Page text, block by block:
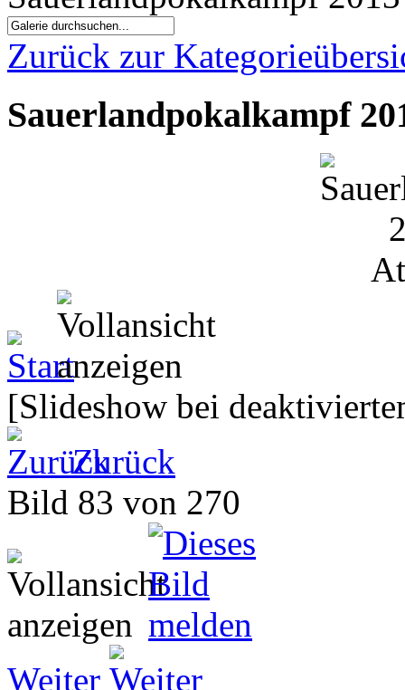
Zurück zur
Sauerlandpokalkampf
[Slideshow bei
Zurück
Bild 83 von 270
Weiter